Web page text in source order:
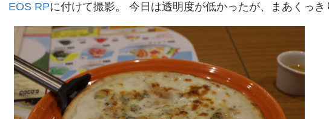
EOS RPに付けて撮影。 今日は透明度が低かったが、まあくっき